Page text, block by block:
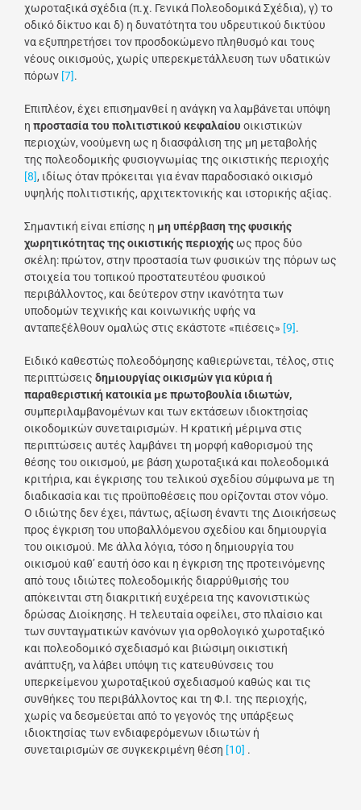
χωροταξικά σχέδια (π.χ. Γενικά Πολεοδομικά Σχέδια), γ) το
οδικό δίκτυο και δ) η δυνατότητα του υδρευτικού δικτύου
να εξυπηρετήσει τον προσδοκώμενο πληθυσμό και τους
νέους οικισμούς, χωρίς υπερεκμετάλλευση των υδατικών
πόρων [7].
Επιπλέον, έχει επισημανθεί η ανάγκη να λαμβάνεται υπόψη
η προστασία του πολιτιστικού κεφαλαίου οικιστικών
περιοχών, νοούμενη ως η διασφάλιση της μη μεταβολής
της πολεοδομικής φυσιογνωμίας της οικιστικής περιοχής
[8], ιδίως όταν πρόκειται για έναν παραδοσιακό οικισμό
υψηλής πολιτιστικής, αρχιτεκτονικής και ιστορικής αξίας.
Σημαντική είναι επίσης η μηυπέρβαση της φυσικής
χωρητικότητας της οικιστικής περιοχήςως προς δύο
σκέλη: πρώτον, στην προστασία των φυσικών της πόρων ως
στοιχεία του τοπικού προστατευτέου φυσικού
περιβάλλοντος, και δεύτερον στην ικανότητα των
υποδομών τεχνικής και κοινωνικής υφής να
ανταπεξέλθουν ομαλώς στις εκάστοτε «πιέσεις» [9].
Ειδικό καθεστώς πολεοδόμησης καθιερώνεται, τέλος, στις
περιπτώσεις δημιουργίας οικισμών για κύρια ή
παραθεριστική κατοικία με πρωτοβουλία ιδιωτών,
συμπεριλαμβανομένων και των εκτάσεων ιδιοκτησίας
οικοδομικών συνεταιρισμών. Η κρατική μέριμνα στις
περιπτώσεις αυτές λαμβάνει τη μορφή καθορισμού της
θέσης του οικισμού, με βάση χωροταξικά και πολεοδομικά
κριτήρια, και έγκρισης του τελικού σχεδίου σύμφωνα με τη
διαδικασία και τις προϋποθέσεις που ορίζονται στον νόμο.
Ο ιδιώτης δεν έχει, πάντως, αξίωση έναντι της Διοικήσεως
προς έγκριση του υποβαλλόμενου σχεδίου και δημιουργία
του οικισμού. Με άλλα λόγια, τόσο η δημιουργία του
οικισμού καθ’ εαυτή όσο και η έγκριση της προτεινόμενης
από τους ιδιώτες πολεοδομικής διαρρύθμισής του
απόκεινται στη διακριτική ευχέρεια της κανονιστικώς
δρώσας Διοίκησης. Η τελευταία οφείλει, στο πλαίσιο και
των συνταγματικών κανόνων για ορθολογικό χωροταξικό
και πολεοδομικό σχεδιασμό και βιώσιμη οικιστική
ανάπτυξη, να λάβει υπόψη τις κατευθύνσεις του
υπερκείμενου χωροταξικού σχεδιασμού καθώς και τις
συνθήκες του περιβάλλοντος και τη Φ.Ι. της περιοχής,
χωρίς να δεσμεύεται από το γεγονός της υπάρξεως
ιδιοκτησίας των ενδιαφερόμενων ιδιωτών ή
συνεταιρισμών σε συγκεκριμένη θέση [10] .